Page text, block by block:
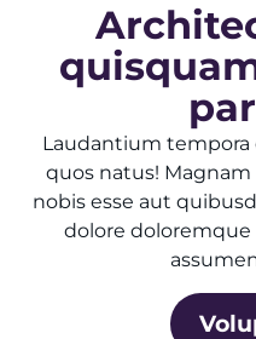
Laudantium tempora
quos natus!
nobis esse aut
dolore doloremque